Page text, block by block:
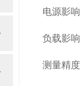
电源影
负载影
测量精